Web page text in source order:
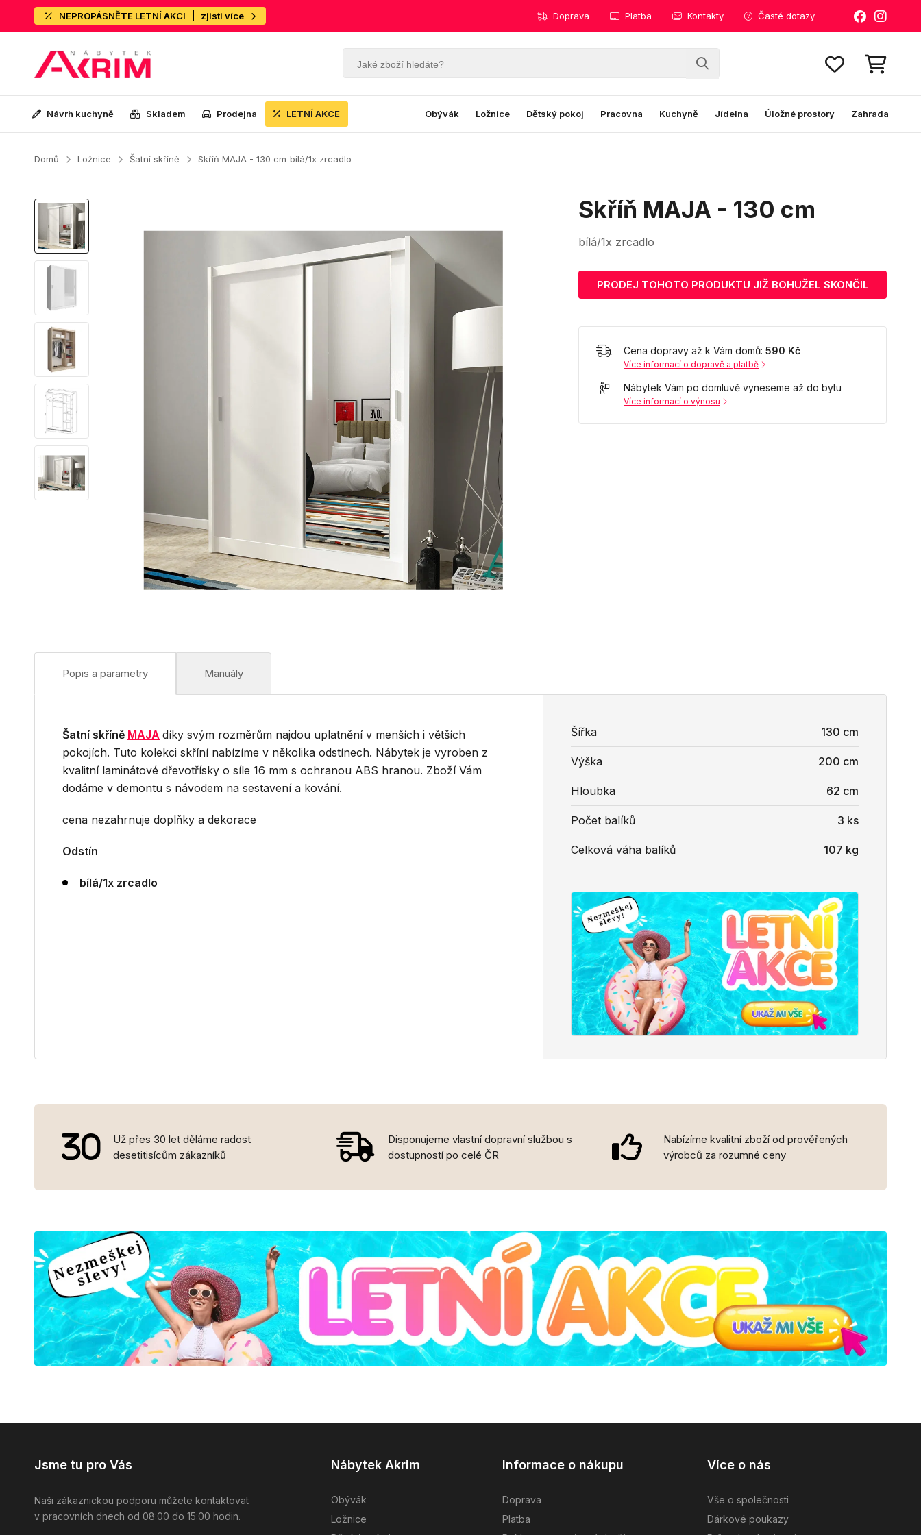
NEPROPÁSNĚTE LETNÍ AKCI zjisti více Doprava Platba Kontakty Časté dotazy
Návrh kuchyně Skladem Prodejna LETNÍ AKCE Obývák Ložnice Dětský pokoj Pracovna Kuchyně Jídelna Úložné prostory Zahrada
Domů Ložnice Šatní skříně Skříň MAJA - 130 cm bílá/1x zrcadlo
Skříň MAJA - 130 cm
bílá/1x zrcadlo
PRODEJ TOHOTO PRODUKTU JIŽ BOHUŽEL SKONČIL
Cena dopravy až k Vám domů: 590 Kč
Více informací o dopravě a platbě
Nábytek Vám po domluvě vyneseme až do bytu
Více informací o výnosu
Popis a parametry Manuály
Šířka 130 cm
Výška 200 cm
Hloubka 62 cm
Počet balíků 3 ks
Celková váha balíků 107 kg
Šatní skříně MAJA díky svým rozměrům najdou uplatnění v menších i větších
pokojích. Tuto kolekci skříní nabízíme v několika odstínech. Nábytek je vyroben z
kvalitní laminátové dřevotřísky o síle 16 mm s ochranou ABS hranou. Zboží Vám
dodáme v demontu s návodem na sestavení a kování.
cena nezahrnuje doplňky a dekorace
Odstín
bílá/1x zrcadlo
Už přes 30 let děláme radost
desetitisícům zákazníků
Disponujeme vlastní dopravní službou s
dostupností po celé ČR
Nabízíme kvalitní zboží od prověřených
výrobců za rozumné ceny
Jsme tu pro Vás
Naši zákaznickou podporu můžete kontaktovat
v pracovních dnech od 08:00 do 15:00 hodin.
Nábytek Akrim
Obývák
Ložnice
Informace o nákupu
Doprava
Platba
Více o nás
Vše o společnosti
Dárkové poukazy